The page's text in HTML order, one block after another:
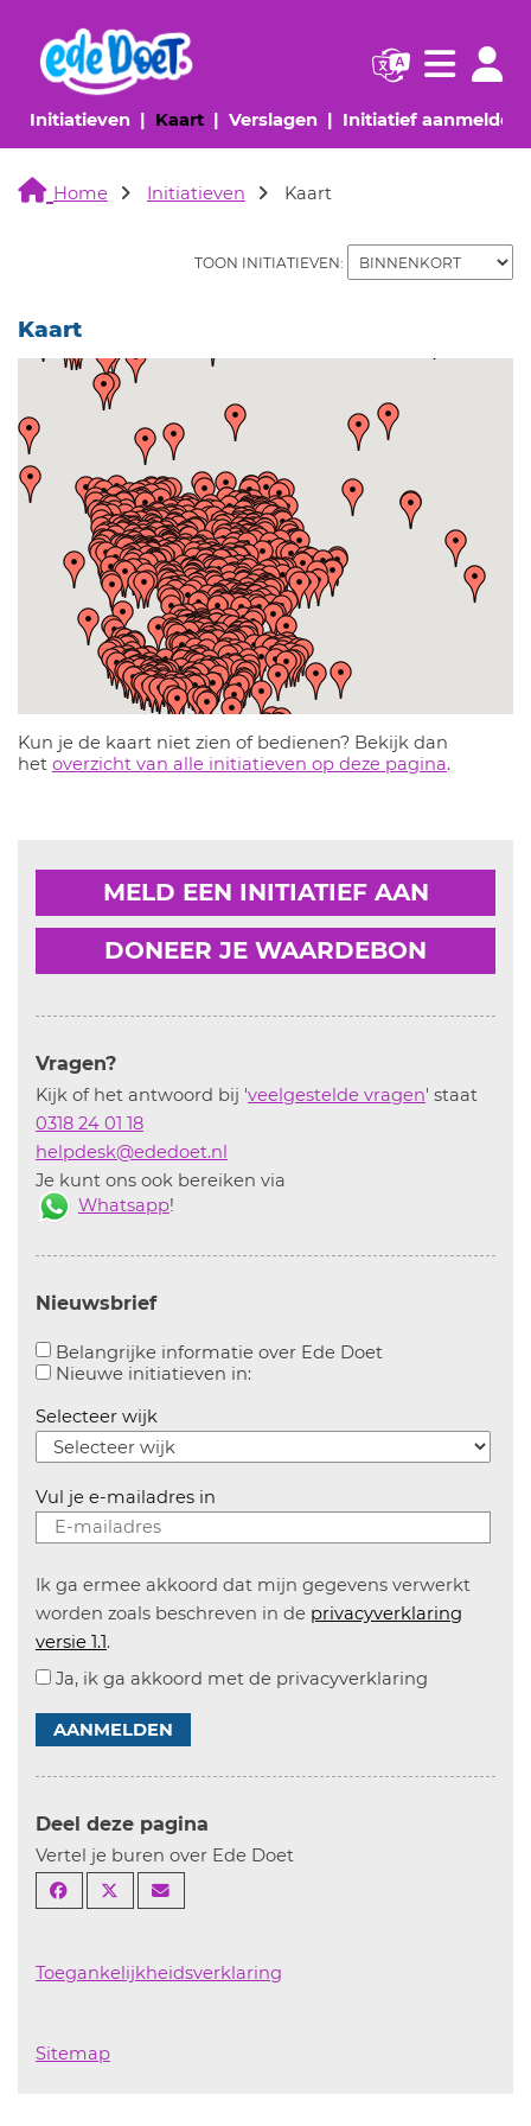
Initiatieven (huidige pagina)
Kaart(huidige pagina)
Verslagen (huidige pagina)
Initiatief aanmelden
Navigatie
Home Initiatieven Kaart
TOON INITIATIEVEN:
Kaart
Kun je de kaart niet zien of bedienen? Bekijk dan
het overzicht van alle initiatieven op deze pagina.
MELD EEN INITIATIEF AAN
DONEER JE WAARDEBON
Vragen?
Kijk of het antwoord bij 'veelgestelde vragen' staat
0318 24 01 18
helpdesk@ededoet.nl
Je kunt ons ook bereiken via
Whatsapp!
Nieuwsbrief
Belangrijke informatie over Ede Doet
Nieuwe initiatieven in:Aanvinken om informatie over
Selecteer wijk
Vul je e-mailadres in
Ik ga ermee akkoord dat mijn gegevens verwerkt
worden zoals beschreven in de privacyverklaring
versie 1.1.
Ja, ik ga akkoord met de privacyverklaring
AANMELDEN
Deel deze pagina
Vertel je buren over Ede Doet
Toegankelijkheidsverklaring
Sitemap